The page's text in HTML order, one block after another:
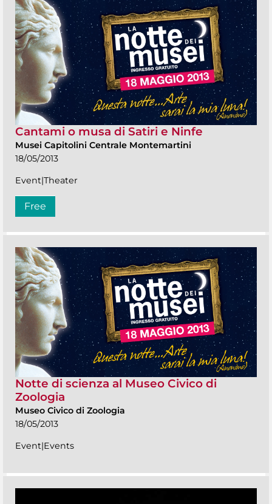
Cantami o musa di Satiri e Ninfe
Musei Capitolini Centrale Montemartini
18/05/2013
Event|Theater
Free
Notte di scienza al Museo Civico di
Zoologia
Museo Civico di Zoologia
18/05/2013
Event|Events